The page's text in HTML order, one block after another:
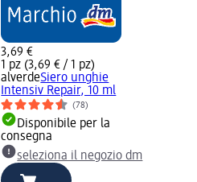
3,69 €
1 pz (3,69 € / 1 pz)
alverdeSiero unghie
Intensiv Repair, 10 ml
(78)
Disponibile per la
consegna
seleziona il negozio dm